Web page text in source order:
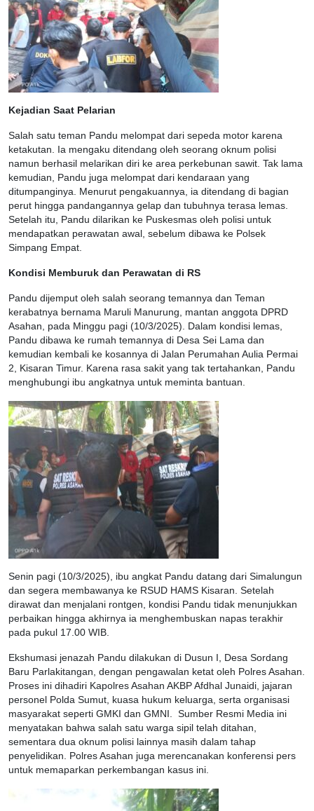
Kejadian Saat Pelarian
Salah satu teman Pandu melompat dari sepeda motor karena
ketakutan. Ia mengaku ditendang oleh seorang oknum polisi
namun berhasil melarikan diri ke area perkebunan sawit. Tak lama
kemudian, Pandu juga melompat dari kendaraan yang
ditumpanginya. Menurut pengakuannya, ia ditendang di bagian
perut hingga pandangannya gelap dan tubuhnya terasa lemas.
Setelah itu, Pandu dilarikan ke Puskesmas oleh polisi untuk
mendapatkan perawatan awal, sebelum dibawa ke Polsek
Simpang Empat.
Kondisi Memburuk dan Perawatan di RS
Pandu dijemput oleh salah seorang temannya dan Teman
kerabatnya bernama Maruli Manurung, mantan anggota DPRD
Asahan, pada Minggu pagi (10/3/2025). Dalam kondisi lemas,
Pandu dibawa ke rumah temannya di Desa Sei Lama dan
kemudian kembali ke kosannya di Jalan Perumahan Aulia Permai
2, Kisaran Timur. Karena rasa sakit yang tak tertahankan, Pandu
menghubungi ibu angkatnya untuk meminta bantuan.
Senin pagi (10/3/2025), ibu angkat Pandu datang dari Simalungun
dan segera membawanya ke RSUD HAMS Kisaran. Setelah
dirawat dan menjalani rontgen, kondisi Pandu tidak menunjukkan
perbaikan hingga akhirnya ia menghembuskan napas terakhir
pada pukul 17.00 WIB.
Ekshumasi jenazah Pandu dilakukan di Dusun I, Desa Sordang
Baru Parlakitangan, dengan pengawalan ketat oleh Polres Asahan.
Proses ini dihadiri Kapolres Asahan AKBP Afdhal Junaidi, jajaran
personel Polda Sumut, kuasa hukum keluarga, serta organisasi
masyarakat seperti GMKI dan GMNI. Sumber Resmi Media ini
menyatakan bahwa salah satu warga sipil telah ditahan,
sementara dua oknum polisi lainnya masih dalam tahap
penyelidikan. Polres Asahan juga merencanakan konferensi pers
untuk memaparkan perkembangan kasus ini.